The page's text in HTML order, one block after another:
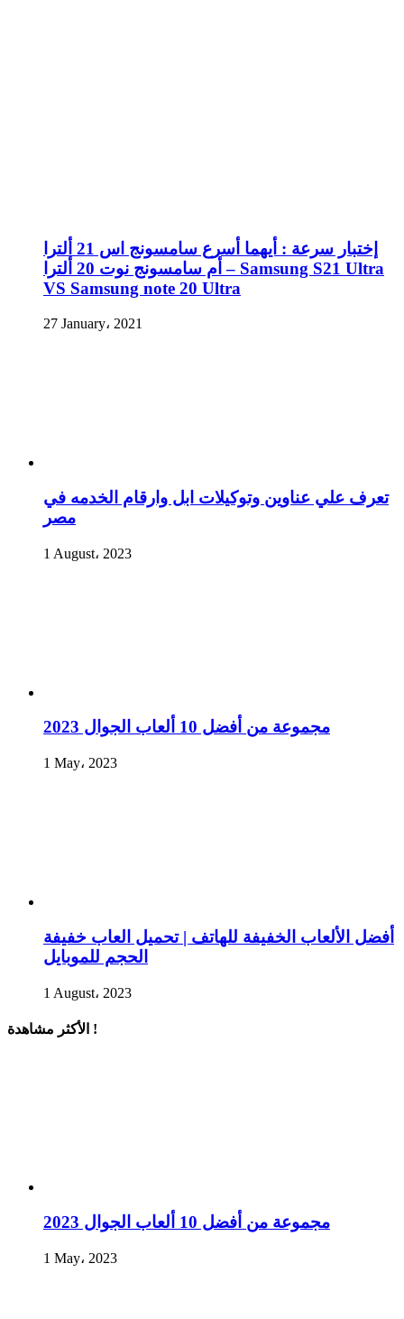
إختبار سرعة : أيهما أسرع سامسونج اس 21 ألترا
أم سامسونج نوت 20 ألترا – Samsung S21 Ultra
VS Samsung note 20 Ultra
27 January، 2021
تعرف علي عناوين وتوكيلات ابل وارقام الخدمه في
مصر
1 August، 2023
مجموعة من أفضل 10 ألعاب الجوال 2023
1 May، 2023
أفضل الألعاب الخفيفة للهاتف | تحميل العاب خفيفة
الحجم للموبايل
1 August، 2023
الأكثر مشاهدة !
مجموعة من أفضل 10 ألعاب الجوال 2023
1 May، 2023